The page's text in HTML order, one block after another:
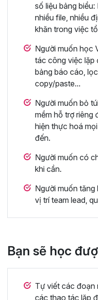
số liệu bảng
nhiều file, nhiều
khăn trong việc
Người muốn học
tác công việc lặp
bảng báo cáo,
copy/paste...
Người muốn bỏ
mềm hỗ trợ riêng
hiện thực hoá
đến.
Người muốn có
khi cần.
Người muốn
vị trí team lead,
Bạn sẽ học
Tự viết các đoạn
các thao tác lặp